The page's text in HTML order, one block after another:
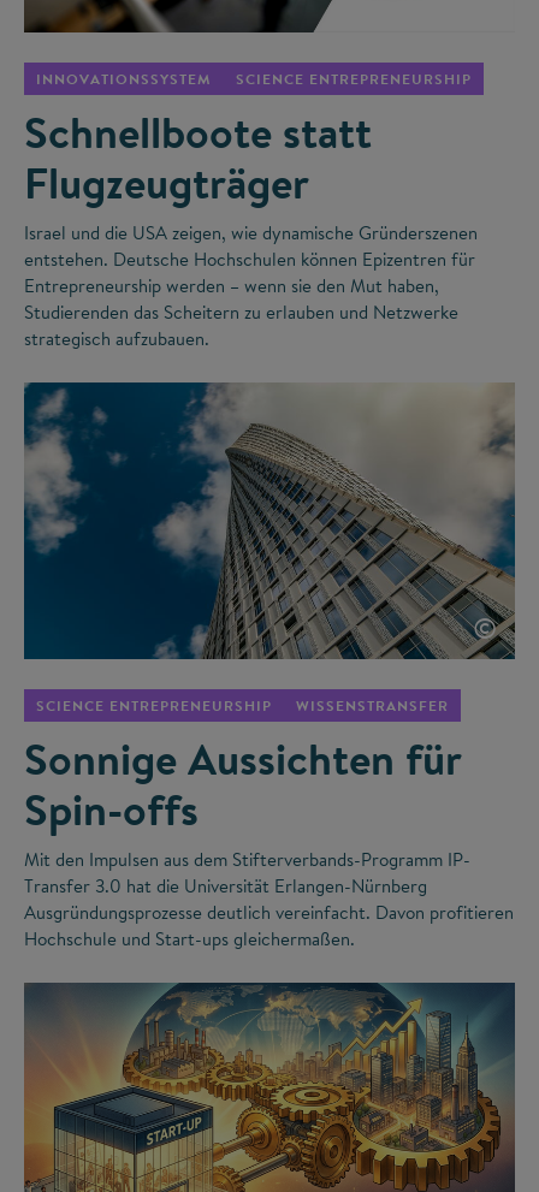
INNOVATIONSSYSTEM SCIENCE ENTREPRENEURSHIP
Schnellboote statt
Flugzeugträger
Israel und die USA zeigen, wie dynamische Gründerszenen
entstehen. Deutsche Hochschulen können Epizentren für
Entrepreneurship werden – wenn sie den Mut haben,
Studierenden das Scheitern zu erlauben und Netzwerke
strategisch aufzubauen.
©
SCIENCE ENTREPRENEURSHIP WISSENSTRANSFER
Sonnige Aussichten für
Spin-offs
Mit den Impulsen aus dem Stifterverbands-Programm IP-
Transfer 3.0 hat die Universität Erlangen-Nürnberg
Ausgründungsprozesse deutlich vereinfacht. Davon profitieren
Hochschule und Start-ups gleichermaßen.